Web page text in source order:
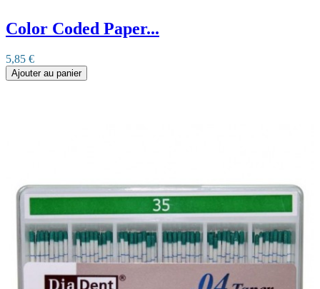
Color Coded Paper...
5,85 €
Ajouter au panier